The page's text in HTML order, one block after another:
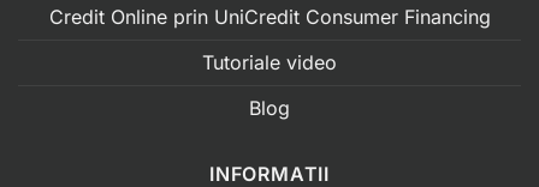
Credit Online prin UniCredit Consumer Financing
Tutoriale video
Blog
INFORMATII